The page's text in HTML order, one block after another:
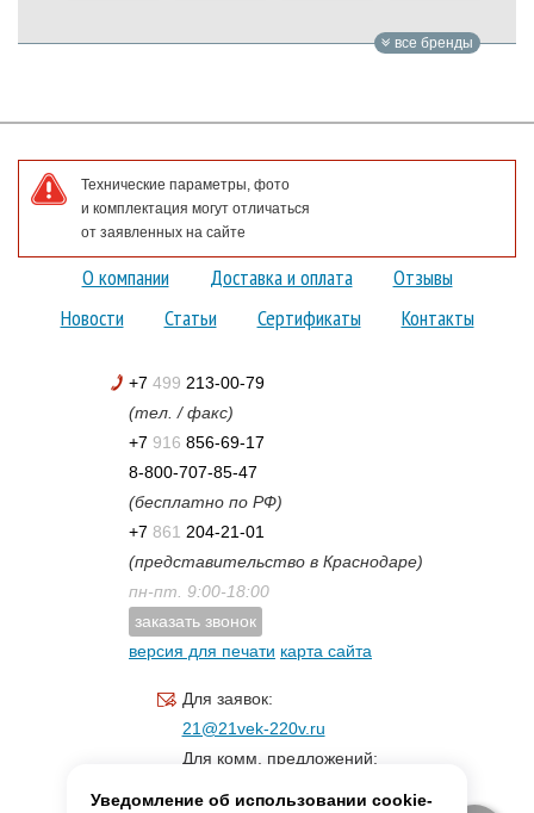
все бренды
Технические параметры, фото
и комплектация могут отличаться
от заявленных на сайте
О компании Доставка и оплата
Отзывы
Новости
Статьи Сертификаты Контакты
+7 499 213-00-79
(тел. / факс)
+7 916 856-69-17
8-800-707-85-47
(бесплатно по РФ)
+7 861 204-21-01
(представительство в Краснодаре)
пн-пт. 9:00-18:00
заказать звонок
версия для печати карта сайта
Для заявок:
21@21vek-220v.ru
Для комм. предложений:
Уведомление об использовании cookie-